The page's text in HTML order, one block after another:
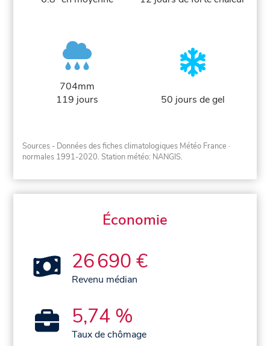
704mm
119 jours
50 jours de gel
Sources - Données des fiches climatologiques Météo France ·
normales 1991-2020. Station météo: NANGIS.
Économie
26 690 €
Revenu médian
5,74 %
Taux de chômage